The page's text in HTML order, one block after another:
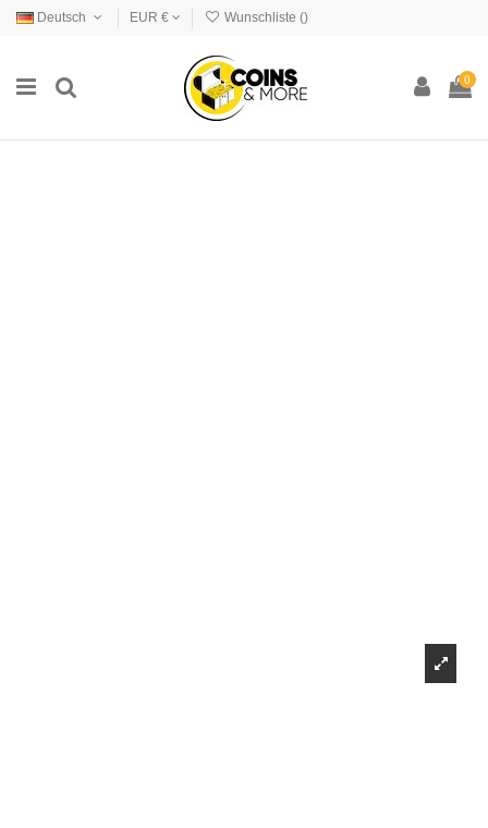
Deutsch EUR € Wunschliste ()
0